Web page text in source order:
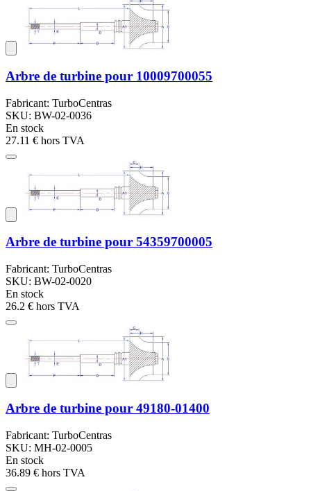
Arbre de turbine pour 10009700055
Fabricant: TurboCentras
SKU: BW-02-0036
En stock
27.11 € hors TVA
Arbre de turbine pour 54359700005
Fabricant: TurboCentras
SKU: BW-02-0020
En stock
26.2 € hors TVA
Arbre de turbine pour 49180-01400
Fabricant: TurboCentras
SKU: MH-02-0005
En stock
36.89 € hors TVA